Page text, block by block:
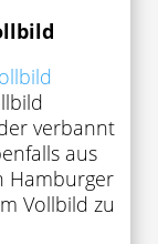
verbannt
aus
Hamburger
Vollbild zu